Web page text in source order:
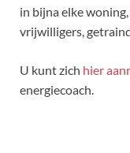
in bijna elke
vrijwilligers,
U kunt zich hier
energiecoach.